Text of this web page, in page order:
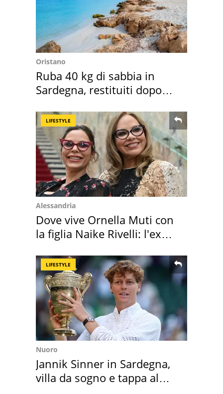
Oristano
Ruba 40 kg di sabbia in
Sardegna, restituiti dopo
LIFESTYLE
Alessandria
Dove vive Ornella Muti con
la figlia Naike Rivelli: l'ex
LIFESTYLE
Nuoro
Jannik Sinner in Sardegna,
villa da sogno e tappa al